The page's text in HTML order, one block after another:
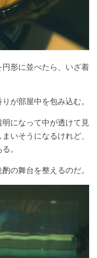
形に並べたら、いざ着
が部屋中を包み込む。
になって中が透けて見
いそうになるけれど、
。
の舞台を整えるのだ。